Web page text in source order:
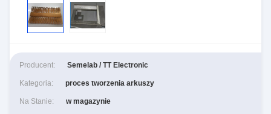
Producent: Semelab / TT Electronic
Kategoria: proces tworzenia arkuszy
Na Stanie: w magazynie